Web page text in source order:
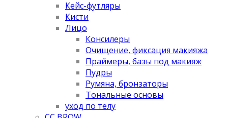
Кейс-футляры
Кисти
Лицо
Консилеры
Очищение, фиксация макияжа
Праймеры, базы под макияж
Пудры
Румяна, бронзаторы
Тональные основы
уход по телу